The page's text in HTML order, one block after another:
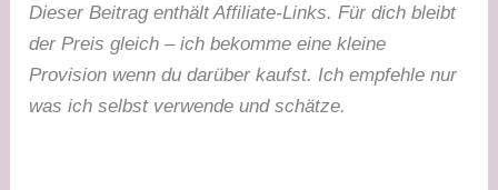
Dieser Beitrag enthält Affiliate-Links. Für dich bleibt
der Preis gleich – ich bekomme eine kleine
Provision wenn du darüber kaufst. Ich empfehle nur
was ich selbst verwende und schätze.